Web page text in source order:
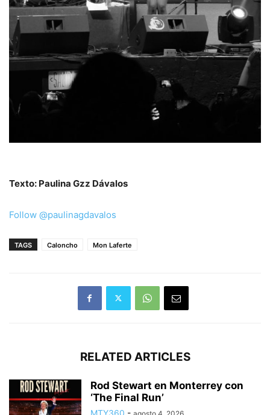
Texto: Paulina Gzz Dávalos
Follow @paulinagdavalos
TAGS Caloncho Mon Laferte
RELATED ARTICLES
Rod Stewart en Monterrey con
‘The Final Run’
MTY360 -